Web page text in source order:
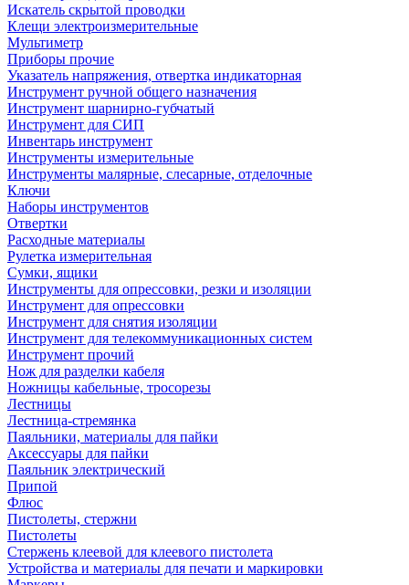
Искатель скрытой проводки
Клещи электроизмерительные
Мультиметр
Приборы прочие
Указатель напряжения, отвертка индикаторная
Инструмент ручной общего назначения
Инструмент шарнирно-губчатый
Инструмент для СИП
Инвентарь инструмент
Инструменты измерительные
Инструменты малярные, слесарные, отделочные
Ключи
Наборы инструментов
Отвертки
Расходные материалы
Рулетка измерительная
Сумки, ящики
Инструменты для опрессовки, резки и изоляции
Инструмент для опрессовки
Инструмент для снятия изоляции
Инструмент для телекоммуникационных систем
Инструмент прочий
Нож для разделки кабеля
Ножницы кабельные, тросорезы
Лестницы
Лестница-стремянка
Паяльники, материалы для пайки
Аксессуары для пайки
Паяльник электрический
Припой
Флюс
Пистолеты, стержни
Пистолеты
Стержень клеевой для клеевого пистолета
Устройства и материалы для печати и маркировки